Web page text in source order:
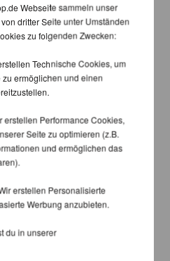
Webseite sammeln unser
dritter Seite unter Umständen
zu folgenden Zwecken:
Technische Cookies, um
ermöglichen und einen
erstellen Performance Cookies,
Seite zu optimieren (z.B.
und ermöglichen das
erstellen Personalisierte
Werbung anzubieten.
du in unserer